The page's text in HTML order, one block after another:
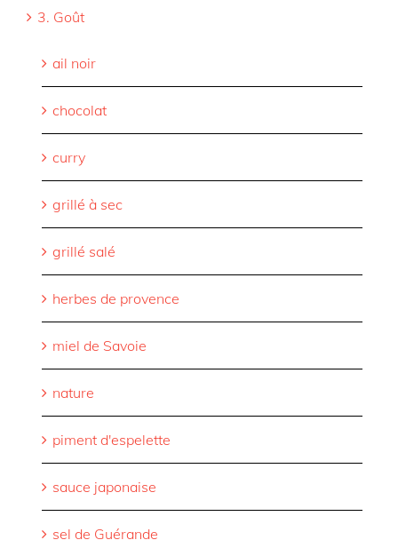
3. Goût
ail noir
chocolat
curry
grillé à sec
grillé salé
herbes de provence
miel de Savoie
nature
piment d'espelette
sauce japonaise
sel de Guérande